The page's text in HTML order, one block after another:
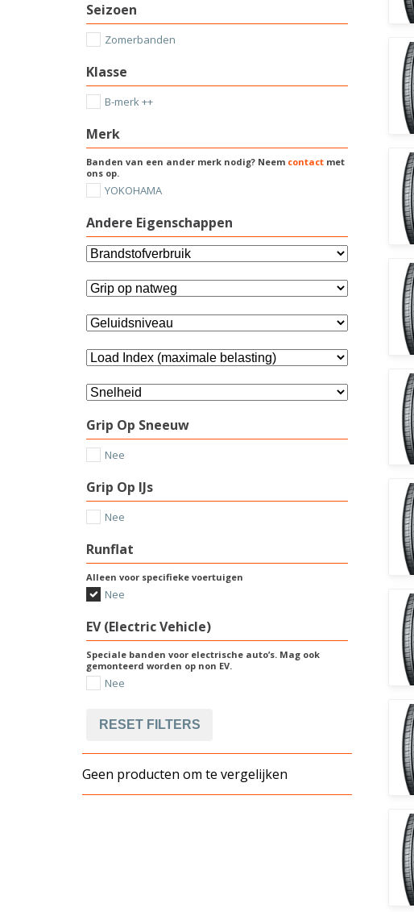
Seizoen
Zomerbanden
Klasse
B-merk ++
Merk
Banden van een ander merk nodig? Neem contact met
ons op.
YOKOHAMA
Andere Eigenschappen
Grip Op Sneeuw
Nee
Grip Op IJs
Nee
Runflat
Alleen voor specifieke voertuigen
Nee
EV (Electric Vehicle)
Speciale banden voor electrische auto’s. Mag ook
gemonteerd worden op non EV.
Nee
RESET FILTERS
Geen producten om te vergelijken